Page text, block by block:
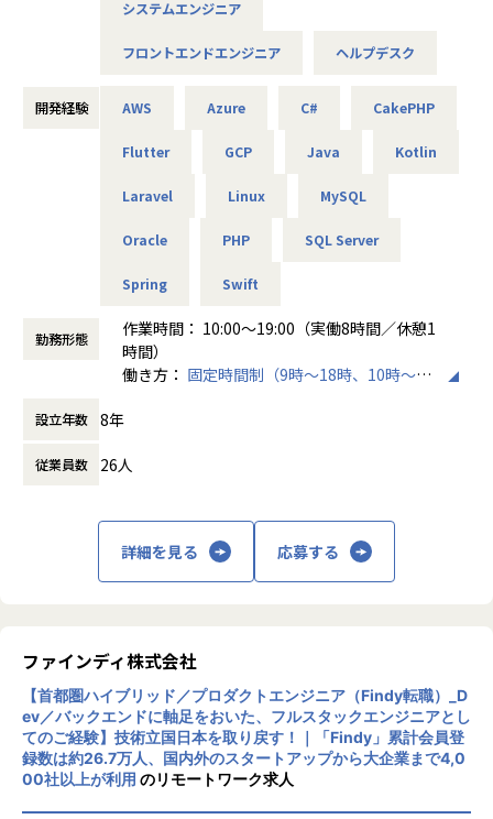
望を叶える案件が見つけられます。
└理由2：AI技術を駆使した情報管理システムがあり、膨大
な案件情報を収集しています。
り、リピートでのご依頼が非常に多いです。
★会社都合ではなく、あなたのやりたいことが最優先。
をやるかは自分で選べます。
慮しつつ、希望に合うプロジェクトをご担当いただきます。
「リモートがいい」「家族の時間を増やせる案件がいい」と
いったご希望や、
チャレンジしたい言語、業種、フェーズ、役割などのキャリ
ア相談は気兼ねなく相談できます。
開発・プログラミングの業務担当フェーズから要件定義・設
計へのチャレンジも可能です。
「顧客に真の価値を提供できる人材」を創出することが、当
プすることで、想像以上の成長につながると考えています。
月に1度、1on1ミーティングを実施し、継続的な成長を支
└理由2：
あなたの現状や希望をバックオフィス部門でも共有し、
今後の業界予測を踏まえた、長期的なキャリア戦略を練り、
実施します。
＜転職者例1＞
同じSES業界からの転職。
職・採用支援を行っているTechStars事業部、企業向けWeb
部、これらの事業部を支える経営戦略本部、私たちプロダク
ト室の業務はこの経営戦略本部に属し、各事業部のビジネス
を多角的にバックアップする戦略的システムの企画から設
経営戦略本部配下のプロダクト室にて、各事業部のビジネス
構築〜運用を担うシステムエンジニアポジションです。
◆具体的な業務内容
・自社サービスのシステム構築
・バックオフィスシステム構築
・構築した各システムの運用保守と最適化
ォーマンス改善、運用最適化
業務効率化領域：業務フローの見直し、システム化・自動
化、運用設計、改善サイクルの定着
PoC領域：新技術の検証→価値検証→運用・本番投入までの
推進
◆現在進行しているPJT例
①業務効率化PJT：
各部門の業務フローを整理し、改善・自動化・システム化ま
でを推進
みを掛け合わせれば、スポーツの楽しさをもっと多くの人に
その熱量のまま、2019年8月に株式会社Yakudoを設立しまし
Yakudoに関わるすべての人に活力を与え、一人ひとりが活き
いという願いが込められています。
2021年には、自社プロダクトとしてスポーツSNSアプリ「YA
チーム管理や対戦相手の募集、試合記録など、スポーツのあ
人、チーム登録1,600組を超えるサービスに成長しました。
しかし、Yakudoが目指しているのはアプリの成功だけではあ
りません。
SES業界で長く働いてきた及川は、エンジニアが適正に評価
されず、自分のキャリアを自分で選べないという構造的な問
題を目の当たりにしてきました。
「単価が不透明」
「自分の会社に帰属意識を持てない」
――そんなSESの"当たり前"を変えたい。
還元率は75%以上、会社の取り分は一律10万円というシンプ
ルな給与体系。
隠し事のない、フェアな関係をエンジニアと築くこと。
それが信念です。
代表の及川がメンバーによく話す言葉があります。
システムエンジニア
フロントエンドエンジニア ヘルプデスク
開発経験 AWS Azure C# CakePHP
Flutter GCP Java Kotlin
Laravel Linux MySQL
Oracle PHP SQL Server
Spring Swift
勤務形態
作業時間： 10:00～19:00（実働8時間／休憩1
時間）
働き方： 固定時間制（9時～18時、10時～19
時間外労働の有無： 有（月平均10時間）
設立年数 8年
従業員数 26人
詳細を見る 応募する
ファインディ株式会社
【首都圏ハイブリッド／プロダクトエンジニア（Findy転職）_D
ev／バックエンドに軸足をおいた、フルスタックエンジニアとし
てのご経験】技術立国日本を取り戻す！｜「Findy」累計会員登
録数は約26.7万人、国内外のスタートアップから大企業まで4,0
00社以上が利用 のリモートワーク求人